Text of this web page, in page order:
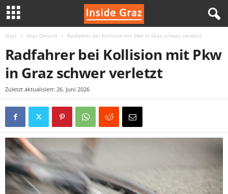
Start Graz Chronik Radfahrer bei Kollision mit Pkw in Graz schwer verletzt
Radfahrer bei Kollision mit Pkw
in Graz schwer verletzt
Zuletzt aktualisiert: 26. Juni 2026